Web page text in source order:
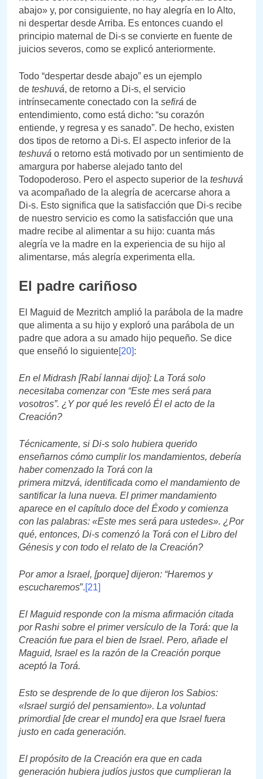
abajo» y, por consiguiente, no hay alegría en lo Alto,
ni despertar desde Arriba. Es entonces cuando el
principio maternal de Di-s se convierte en fuente de
juicios severos, como se explicó anteriormente.
Todo “despertar desde abajo” es un ejemplo
de teshuvá, de retorno a Di-s, el servicio
intrínsecamente conectado con la sefirá de
entendimiento, como está dicho: “su corazón
entiende, y regresa y es sanado”. De hecho, existen
dos tipos de retorno a Di-s. El aspecto inferior de la
teshuvá o retorno está motivado por un sentimiento de
amargura por haberse alejado tanto del
Todopoderoso. Pero el aspecto superior de la teshuvá
va acompañado de la alegría de acercarse ahora a
Di-s. Esto significa que la satisfacción que Di-s recibe
de nuestro servicio es como la satisfacción que una
madre recibe al alimentar a su hijo: cuanta más
alegría ve la madre en la experiencia de su hijo al
alimentarse, más alegría experimenta ella.
El padre cariñoso
El Maguid de Mezritch amplió la parábola de la madre
que alimenta a su hijo y exploró una parábola de un
padre que adora a su amado hijo pequeño. Se dice
que enseñó lo siguiente[20]:
En el Midrash [Rabí Iannai dijo]: La Torá solo
necesitaba comenzar con “Este mes será para
vosotros”. ¿Y por qué les reveló Él el acto de la
Creación?
Técnicamente, si Di-s solo hubiera querido
enseñarnos cómo cumplir los mandamientos, debería
haber comenzado la Torá con la
primera mitzvá, identificada como el mandamiento de
santificar la luna nueva. El primer mandamiento
aparece en el capítulo doce del Éxodo y comienza
con las palabras: «Este mes será para ustedes». ¿Por
qué, entonces, Di-s comenzó la Torá con el Libro del
Génesis y con todo el relato de la Creación?
Por amor a Israel, [porque] dijeron: “Haremos y
escucharemos”.[21]
El Maguid responde con la misma afirmación citada
por Rashi sobre el primer versículo de la Torá: que la
Creación fue para el bien de Israel. Pero, añade el
Maguid, Israel es la razón de la Creación porque
aceptó la Torá.
Esto se desprende de lo que dijeron los Sabios:
«Israel surgió del pensamiento». La voluntad
primordial [de crear el mundo] era que Israel fuera
justo en cada generación.
El propósito de la Creación era que en cada
generación hubiera judíos justos que cumplieran la